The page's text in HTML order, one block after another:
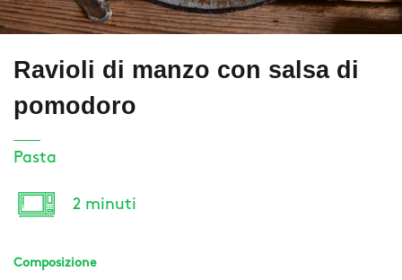
Ravioli di manzo con salsa di
pomodoro
Pasta
2 minuti
Composizione